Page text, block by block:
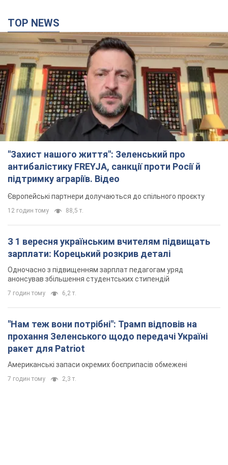
TOP NEWS
"Захист нашого життя": Зеленський про
антибалістику FREYJA, санкції проти Росії й
підтримку аграріїв. Відео
Європейські партнери долучаються до спільного проєкту
12 годин тому 88,5 т.
З 1 вересня українським вчителям підвищать
зарплати: Корецький розкрив деталі
Одночасно з підвищенням зарплат педагогам уряд
анонсував збільшення студентських стипендій
7 годин тому 6,2 т.
"Нам теж вони потрібні": Трамп відповів на
прохання Зеленського щодо передачі Україні
ракет для Patriot
Американські запаси окремих боєприпасів обмежені
7 годин тому 2,3 т.